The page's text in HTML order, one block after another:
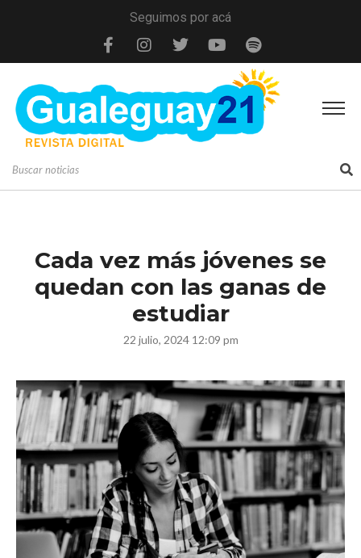
Seguimos por acá
Cada vez más jóvenes se
quedan con las ganas de
estudiar
22 julio, 2024 12:09 pm